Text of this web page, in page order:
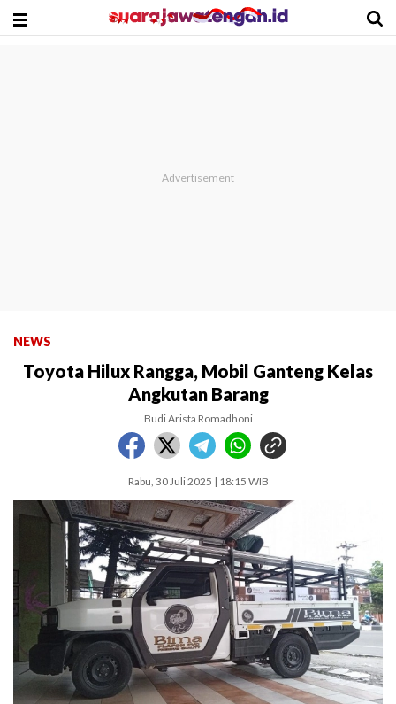
NEWS
Toyota Hilux Rangga, Mobil Ganteng Kelas
Angkutan Barang
Budi Arista Romadhoni
Rabu, 30 Juli 2025 | 18:15 WIB